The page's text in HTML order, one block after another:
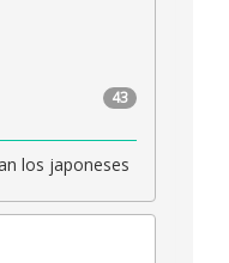
43
los japoneses